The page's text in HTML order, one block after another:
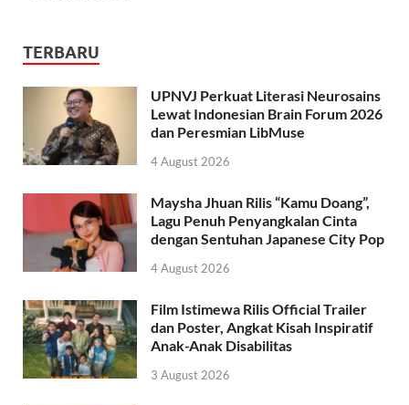
TERBARU
UPNVJ Perkuat Literasi Neurosains
Lewat Indonesian Brain Forum 2026
dan Peresmian LibMuse
4 August 2026
Maysha Jhuan Rilis “Kamu Doang”,
Lagu Penuh Penyangkalan Cinta
dengan Sentuhan Japanese City Pop
4 August 2026
Film Istimewa Rilis Official Trailer
dan Poster, Angkat Kisah Inspiratif
Anak-Anak Disabilitas
3 August 2026